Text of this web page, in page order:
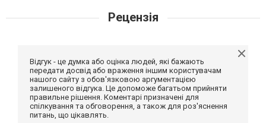
Рецензія
Відгук - це думка або оцінка людей, які бажають
передати досвід або враження іншим користувачам
нашого сайту з обов'язковою аргументацією
залишеного відгука. Це допоможе багатьом прийняти
правильне рішення. Коментарі призначені для
спілкування та обговорення, а також для роз'яснення
питань, що цікавлять.